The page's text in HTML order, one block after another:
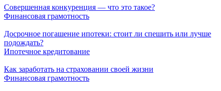
Совершенная конкуренция — что это такое?
Финансовая грамотность
Досрочное погашение ипотеки: стоит ли спешить или лучше
подождать?
Ипотечное кредитование
Как заработать на страховании своей жизни
Финансовая грамотность